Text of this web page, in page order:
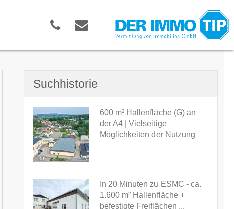
Suchhistorie
600 m² Hallenfläche (G) an
der A4 | Vielseitige
Möglichkeiten der Nutzung
In 20 Minuten zu ESMC - ca.
1.600 m² Hallenfläche +
befestigte Freiflächen ...